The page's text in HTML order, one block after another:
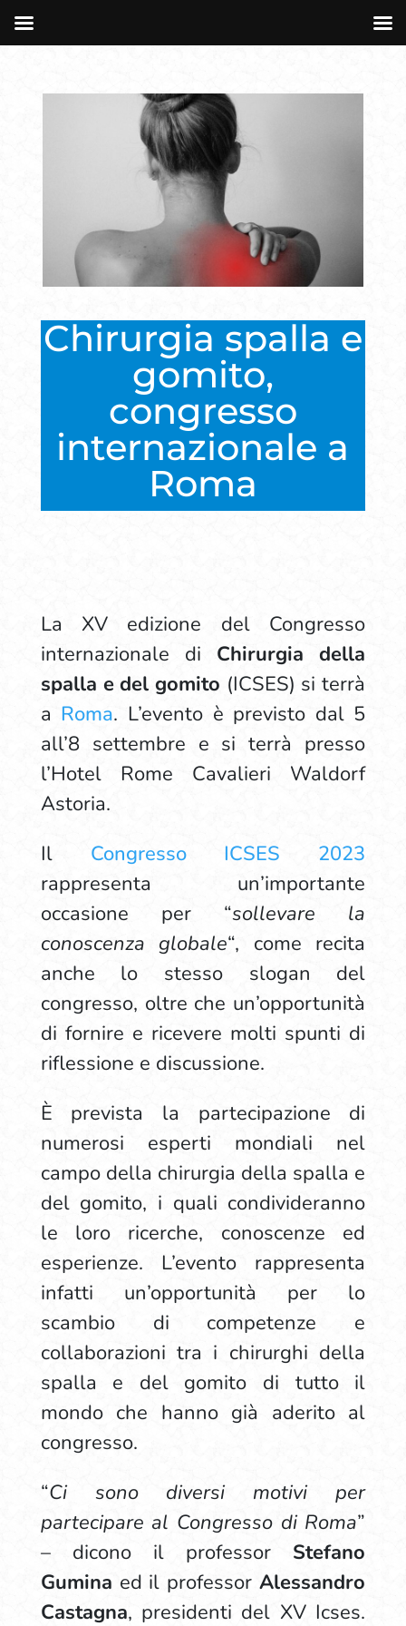
Chirurgia spalla e
gomito,
congresso
internazionale a
Roma
La XV edizione del Congresso
internazionale di Chirurgia della
spalla e del gomito (ICSES) si terrà
a Roma. L’evento è previsto dal 5
all’8 settembre e si terrà presso
l’Hotel Rome Cavalieri Waldorf
Astoria.
Il Congresso ICSES 2023
rappresenta un’importante
occasione per “sollevare la
conoscenza globale“, come recita
anche lo stesso slogan del
congresso, oltre che un’opportunità
di fornire e ricevere molti spunti di
riflessione e discussione.
È prevista la partecipazione di
numerosi esperti mondiali nel
campo della chirurgia della spalla e
del gomito, i quali condivideranno
le loro ricerche, conoscenze ed
esperienze. L’evento rappresenta
infatti un’opportunità per lo
scambio di competenze e
collaborazioni tra i chirurghi della
spalla e del gomito di tutto il
mondo che hanno già aderito al
congresso.
“Ci sono diversi motivi per
partecipare al Congresso di Roma”
– dicono il professor Stefano
Gumina ed il professorAlessandro
Castagna, presidenti del XV Icses.